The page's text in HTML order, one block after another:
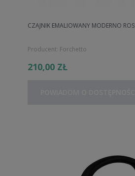
CZAJNIK EMALIOWANY MODERNO
Producent: Forchetto
210,00 ZŁ